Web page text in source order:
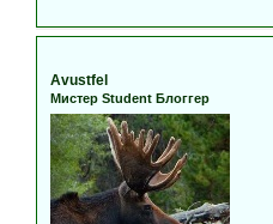
Avustfel
Мистер Student Блоггер